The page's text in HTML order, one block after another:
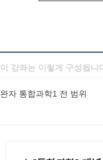
이 강좌는 이렇게 구성됩니
완자 통합과학1 전 범위